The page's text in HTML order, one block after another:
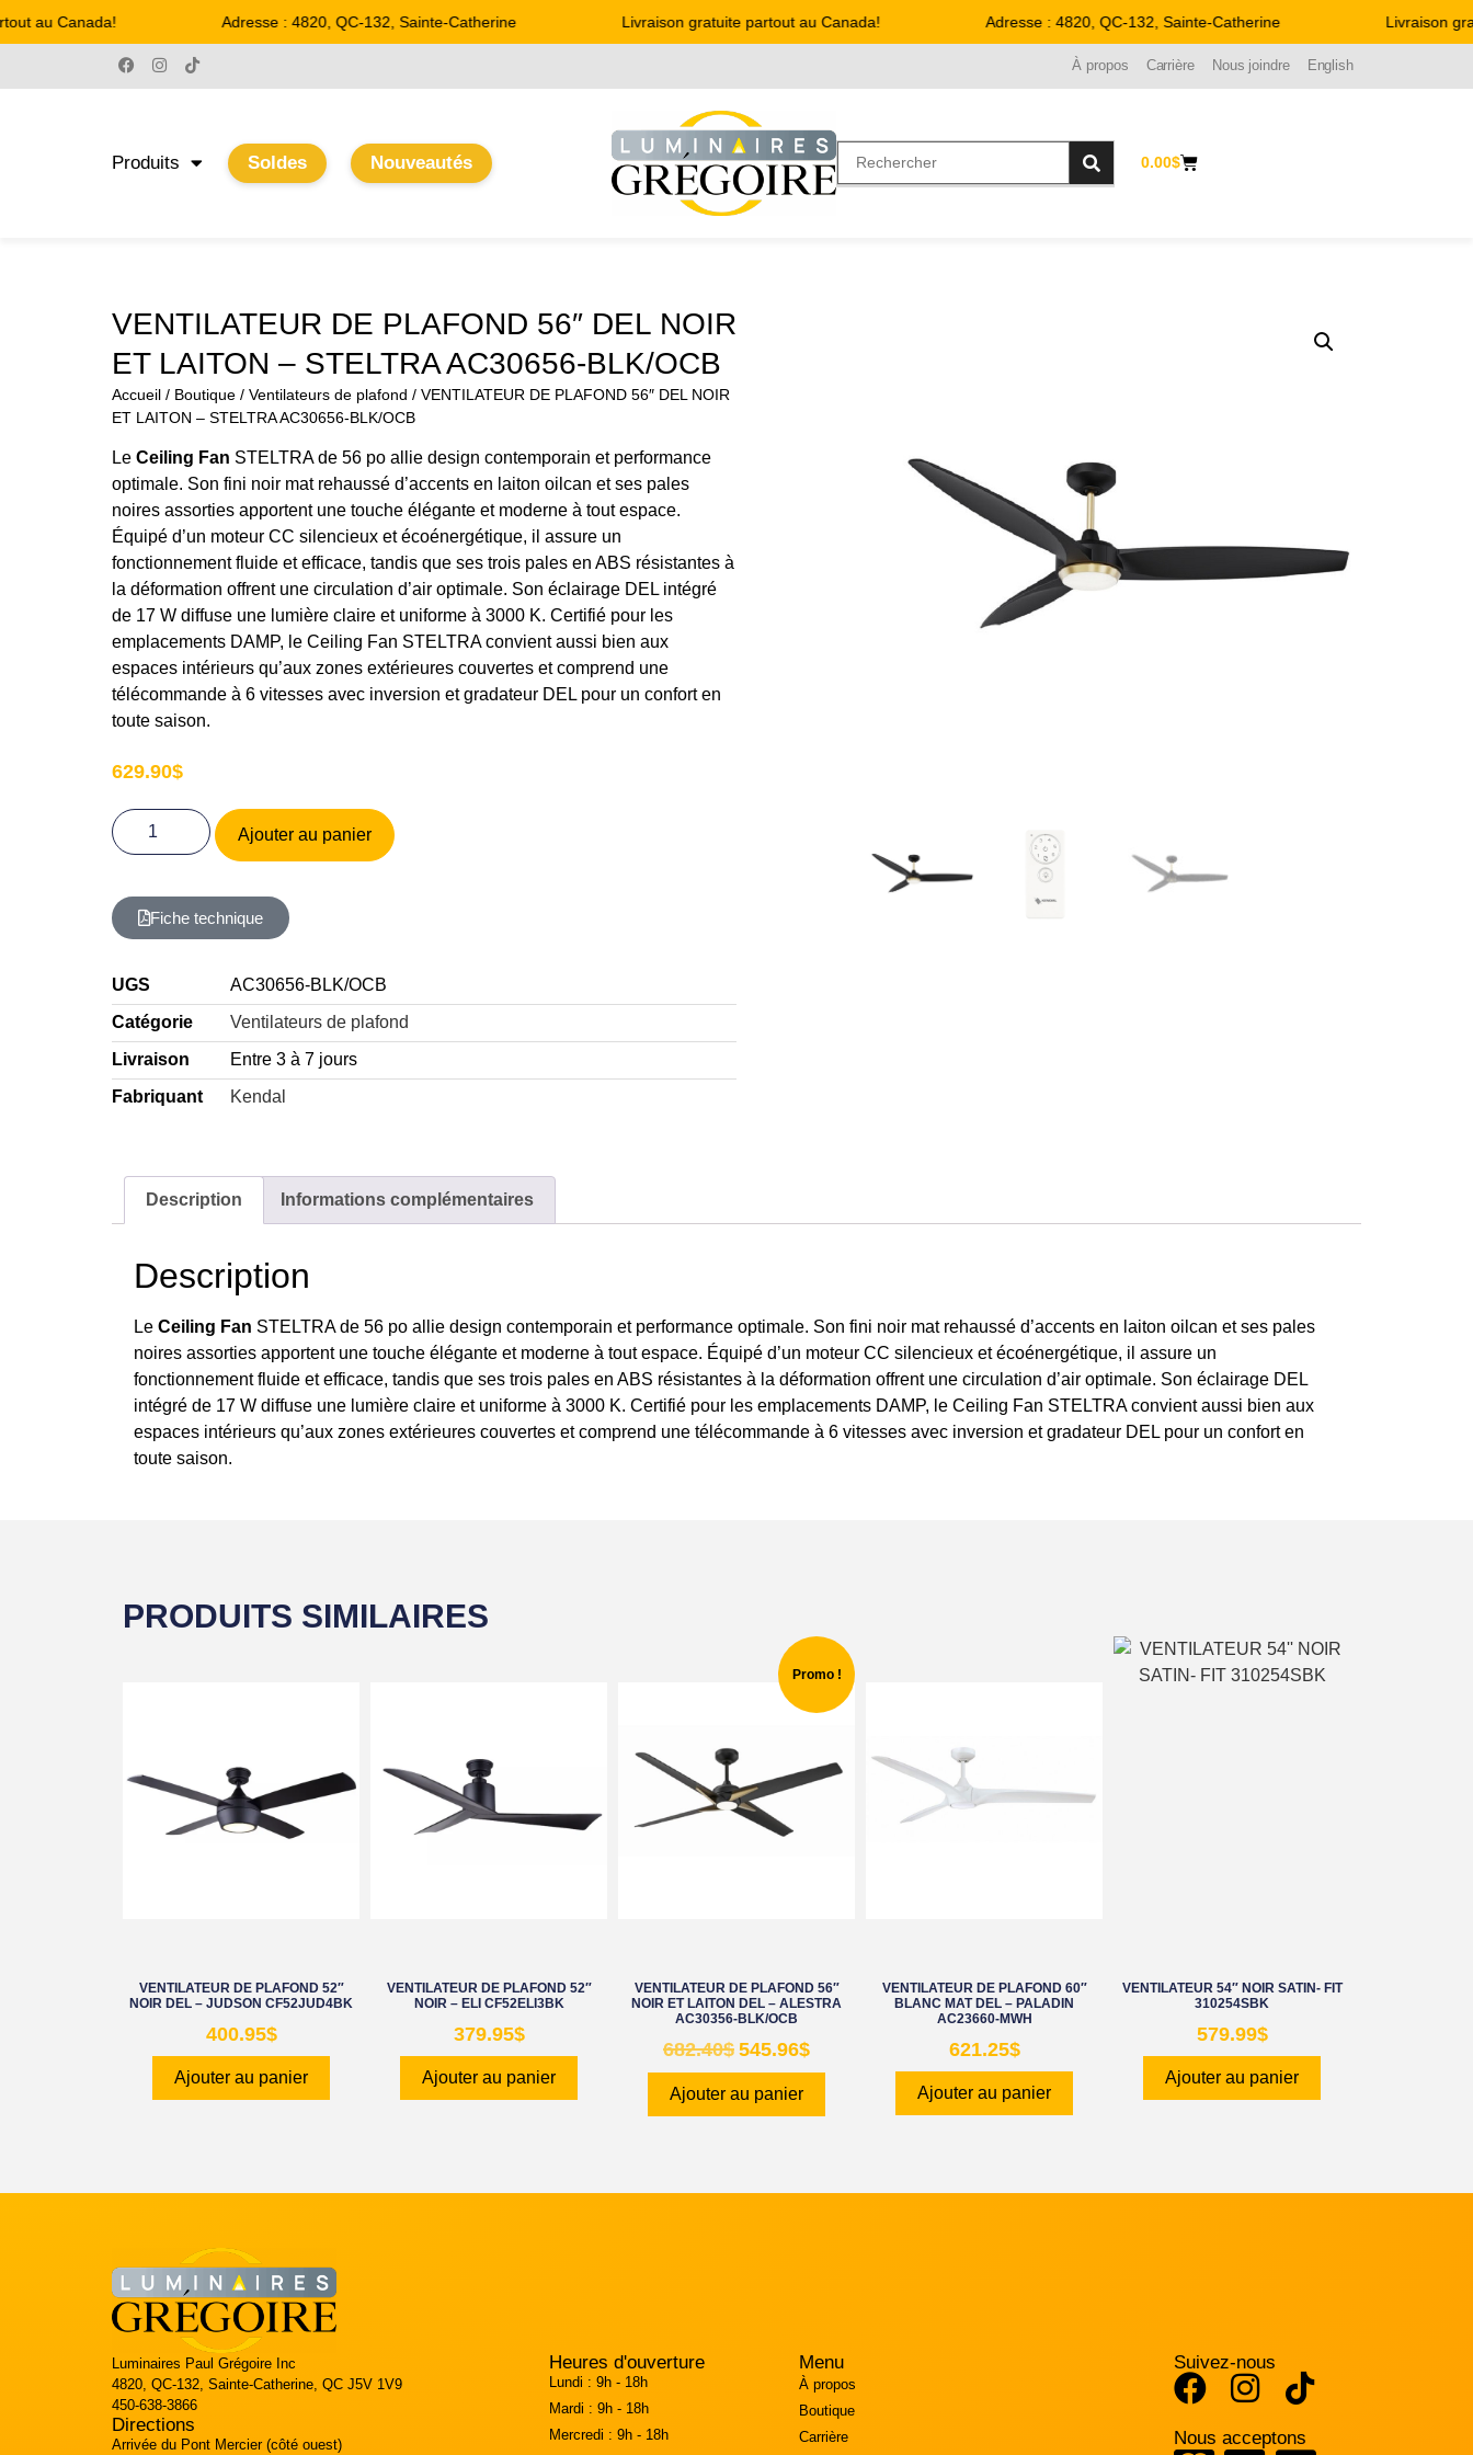
au Canada! Adresse : 4820, QC-132, Sainte-Catherine Livraison gratuite partout au Canada! Adresse : 4820, QC-132, Sainte-Catherine Livraison
À propos Carrière Nous joindre English
Produits Soldes Nouveautés 0.00$
VENTILATEUR DE PLAFOND 56″ DEL NOIR
ET LAITON – STELTRA AC30656-BLK/OCB
Accueil / Boutique / Ventilateurs de plafond / VENTILATEUR DE PLAFOND 56″ DEL NOIR
ET LAITON – STELTRA AC30656-BLK/OCB
Le Ceiling Fan STELTRA de 56 po allie design contemporain et performance
optimale. Son fini noir mat rehaussé d’accents en laiton oilcan et ses pales
noires assorties apportent une touche élégante et moderne à tout espace.
Équipé d’un moteur CC silencieux et écoénergétique, il assure un
fonctionnement fluide et efficace, tandis que ses trois pales en ABS résistantes à
la déformation offrent une circulation d’air optimale. Son éclairage DEL intégré
de 17 W diffuse une lumière claire et uniforme à 3000 K. Certifié pour les
emplacements DAMP, le Ceiling Fan STELTRA convient aussi bien aux
espaces intérieurs qu’aux zones extérieures couvertes et comprend une
télécommande à 6 vitesses avec inversion et gradateur DEL pour un confort en
toute saison.
629.90$
Ajouter au panier
Fiche technique
UGS
AC30656-BLK/OCB
Catégorie
Ventilateurs de plafond
Livraison
Entre 3 à 7 jours
Fabriquant
Kendal
Description Informations complémentaires
Description
Le Ceiling Fan STELTRA de 56 po allie design contemporain et performance optimale. Son fini noir mat rehaussé d’accents en laiton oilcan et ses pales
noires assorties apportent une touche élégante et moderne à tout espace. Équipé d’un moteur CC silencieux et écoénergétique, il assure un
fonctionnement fluide et efficace, tandis que ses trois pales en ABS résistantes à la déformation offrent une circulation d’air optimale. Son éclairage DEL
intégré de 17 W diffuse une lumière claire et uniforme à 3000 K. Certifié pour les emplacements DAMP, le Ceiling Fan STELTRA convient aussi bien aux
espaces intérieurs qu’aux zones extérieures couvertes et comprend une télécommande à 6 vitesses avec inversion et gradateur DEL pour un confort en
toute saison.
PRODUITS SIMILAIRES
VENTILATEUR DE PLAFOND 52″
NOIR DEL – JUDSON CF52JUD4BK
400.95$
Ajouter au panier
VENTILATEUR DE PLAFOND 52″
NOIR – ELI CF52ELI3BK
379.95$
Ajouter au panier
Promo !
VENTILATEUR DE PLAFOND 56″
NOIR ET LAITON DEL – ALESTRA
AC30356-BLK/OCB
682.40$ 545.96$
Ajouter au panier
VENTILATEUR DE PLAFOND 60″
BLANC MAT DEL – PALADIN
AC23660-MWH
621.25$
Ajouter au panier
VENTILATEUR 54″ NOIR SATIN- FIT
310254SBK
579.99$
Ajouter au panier
Luminaires Paul Grégoire Inc
4820, QC-132, Sainte-Catherine, QC J5V 1V9
450-638-3866
Directions
Arrivée du Pont Mercier (côté ouest)
Heures d'ouverture
Lundi : 9h - 18h
Mardi : 9h - 18h
Mercredi : 9h - 18h
Menu
À propos
Boutique
Carrière
Suivez-nous
Nous acceptons